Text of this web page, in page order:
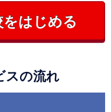
をはじめる
スの流れ